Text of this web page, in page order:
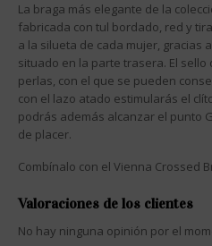
La braga más elegante de la
fabricada con tul bordado, red y
a la silueta de cada mujer, gracias
situado en la parte trasera. El sello
perlas, con el que se pueden
con el lazo atado estimularás el
podrás además alcanzar el punto
de placer.
Combínalo con el Vienna Crossed
Valoraciones de los clientes
No hay ninguna opinión por el